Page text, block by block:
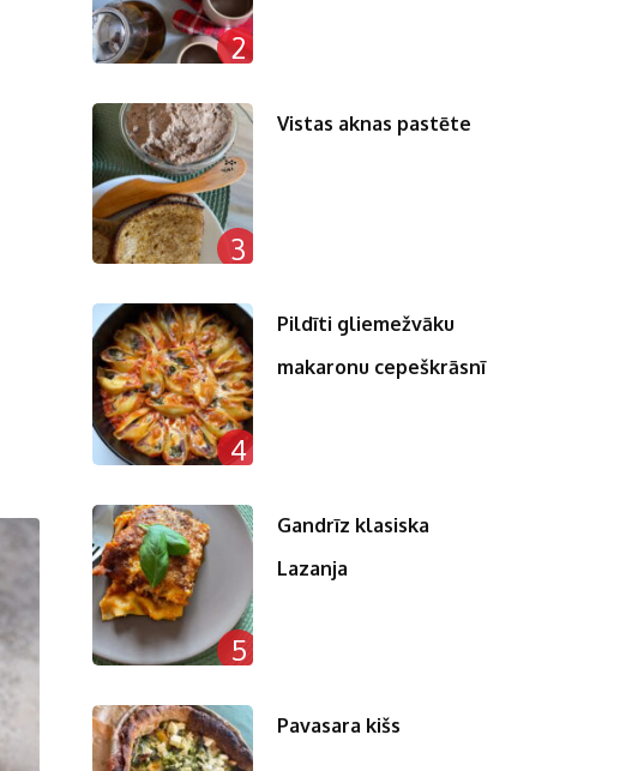
2
3
Vistas aknas pastēte
4
Pildīti gliemežvāku
makaronu cepeškrāsnī
5
Gandrīz klasiska
Lazanja
Pavasara kišs